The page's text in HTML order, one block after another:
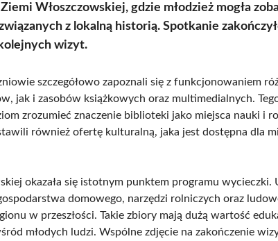
Włoszczowskiej, gdzie młodzież mogła
z lokalną historią. Spotkanie
wizyt.
szczegółowo zapoznali się z funkcjonowaniem
jak i zasobów książkowych oraz multimedialnych.
zrozumieć znaczenie biblioteki jako miejsca nauki i
również ofertę kulturalną, jaka jest dostępna dla
okazała się istotnym punktem programu wycieczki.
domowego, narzędzi rolniczych oraz
w przeszłości. Takie zbiory mają dużą wartość
młodych ludzi. Wspólne zdjęcie na zakończenie